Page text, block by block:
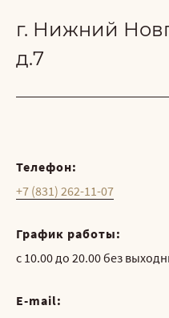
г. Нижний
д.7
Телефон:
+7 (831) 262-11-07
График работы:
с 10.00 до 20.00 без
E-mail: